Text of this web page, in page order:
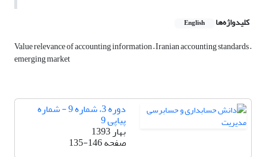
کلیدواژه‌ها English
Value relevance of accounting information – Iranian accounting standards –
emerging market
دوره 3، شماره 9 - شماره
پیاپی 9
بهار 1393
صفحه135-146